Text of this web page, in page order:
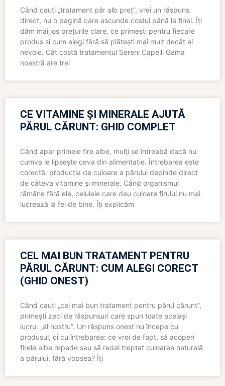
Când cauți „tratament păr alb preț”, vrei un răspuns
direct, nu o pagină care ascunde costul până la final. Îți
dăm mai jos prețurile clare, ce primești pentru fiecare
produs și cum alegi fără să plătești mai mult decât ai
nevoie. Cât costă tratamentul Sereni Capelli Gama
noastră are trei
CE VITAMINE ȘI MINERALE AJUTĂ
PĂRUL CĂRUNT: GHID COMPLET
Când apar primele fire albe, mulți se întreabă dacă nu
cumva le lipsește ceva din alimentație. Întrebarea este
corectă: producția de culoare a părului depinde direct
de câteva vitamine și minerale. Când organismul
rămâne fără ele, celulele care dau culoare firului nu mai
lucrează la fel de bine. Îți explicăm
CEL MAI BUN TRATAMENT PENTRU
PĂRUL CĂRUNT: CUM ALEGI CORECT
(GHID ONEST)
Când cauți „cel mai bun tratament pentru părul cărunt”,
primești zeci de răspunsuri care spun toate același
lucru: „al nostru”. Un răspuns onest nu începe cu
produsul, ci cu întrebarea: ce vrei de fapt, să acoperi
firele albe repede sau să redai treptat culoarea naturală
a părului, fără vopsea? Îți